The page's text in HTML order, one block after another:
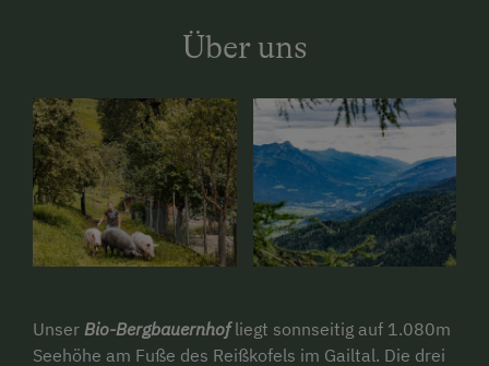
Über uns
Unser Bio-Bergbauernhofliegt sonnseitig auf 1.080m
Seehöhe am Fuße des Reißkofels im Gailtal. Die drei